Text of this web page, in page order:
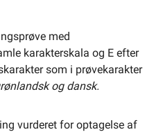
med
karakterskala og E efter
som i prøvekarakter
og dansk.
vurderet for optagelse af